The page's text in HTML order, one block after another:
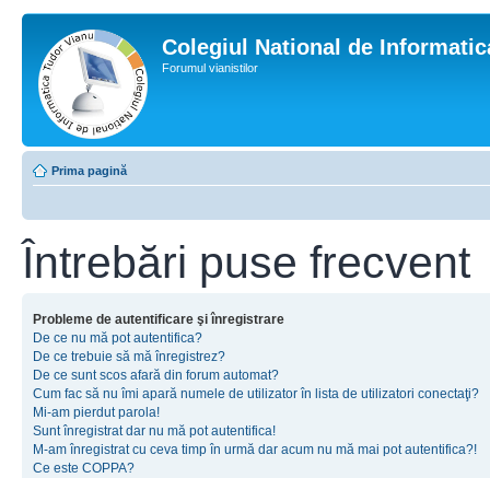
Colegiul National de
Forumul vianistilor
Prima pagină
Întrebări puse frecvent
Probleme de autentificare şi înregistrare
De ce nu mă pot autentifica?
De ce trebuie să mă înregistrez?
De ce sunt scos afară din forum automat?
Cum fac să nu îmi apară numele de utilizator în lista de utilizatori conectaţi?
Mi-am pierdut parola!
Sunt înregistrat dar nu mă pot autentifica!
M-am înregistrat cu ceva timp în urmă dar acum nu mă mai pot autentifica?!
Ce este COPPA?